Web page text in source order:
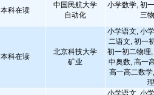
本科在读
中国民航大学
自动化
小学数学, 初
三
本科在读
北京科技大学
矿业
小学语文, 小
二语文, 初一
初一初二物理
中奥数, 高一
高一高二数
小学语文, 小